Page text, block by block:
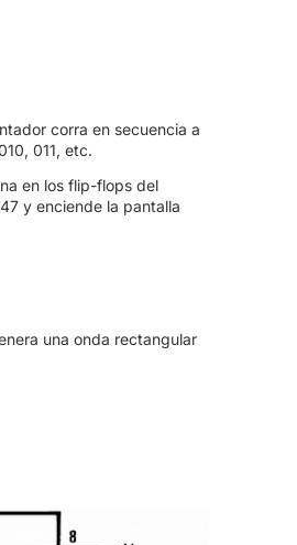
corra en secuencia a
011, etc.
en los flip-flops del
y enciende la pantalla
una onda rectangular